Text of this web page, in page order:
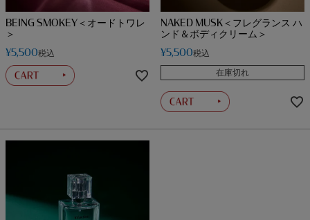
BEING SMOKEY＜オードトワレ
＞
¥5,500税込
NAKED MUSK＜フレグランス ハ
ンド＆ボディクリーム＞
¥5,500税込
在庫切れ